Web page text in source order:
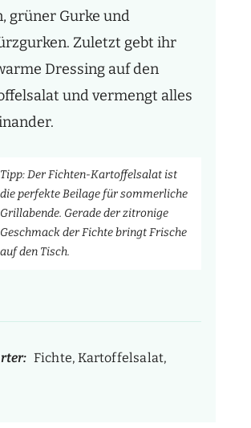
grüner Gurke und
Zuletzt gebt ihr
Dressing auf den
und vermengt alles
Tipp: Der Fichten-Kartoffelsalat ist
die perfekte Beilage für sommerliche
Grillabende. Gerade der zitronige
Geschmack der Fichte bringt Frische
auf den Tisch.
Fichte, Kartoffelsalat,